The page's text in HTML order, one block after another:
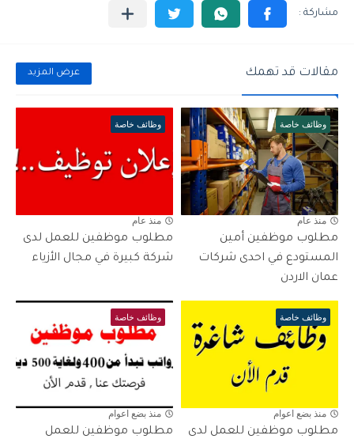
مقالات قد تهمك عرض المزيد
وظائف خاصة
منذ عام
مطلوب موظفين أمين
المستودع في احدى شركات
عمان الاردن
وظائف خاصة
منذ عام
مطلوب موظفين للعمل لدى
شركة كبيرة في مجال الأزياء
وظائف خاصة
منذ بضع اعوام
مطلوب موظفين للعمل لدى
وظائف خاصة
منذ بضع اعوام
مطلوب موظفين للعمل